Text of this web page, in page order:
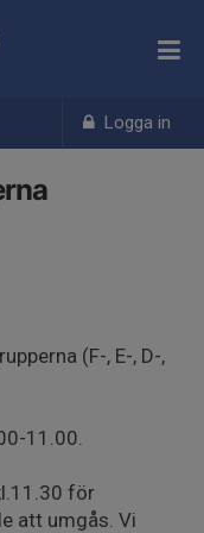
Logga in
(F-, E-, D-,
11.00.
för
att umgås. Vi